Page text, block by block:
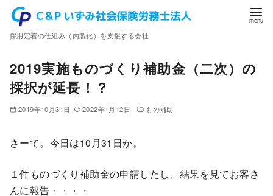
採用定着の仕組み（内製化）を支援する会社
2019実施ものづくり補助金（二次）の
採択が延長！？
2019年10月31日 2022年1月12日 もの補助
さーて。今日は10月31日か。
１件ものづくり補助金の申請したし、結果を見てお客さ
んに報告・・・・